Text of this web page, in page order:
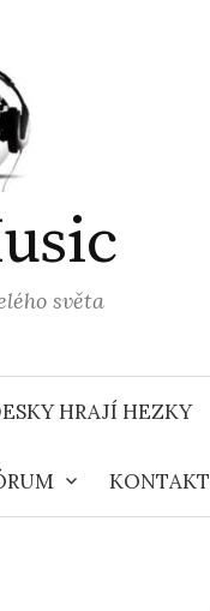
světa
HRAJÍ HEZKY
KONTAKT